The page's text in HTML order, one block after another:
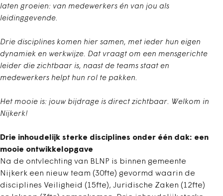
laten groeien: van medewerkers én van jou als
leidinggevende.
Drie disciplines komen hier samen, met ieder hun eigen
dynamiek en werkwijze. Dat vraagt om een mensgerichte
leider die zichtbaar is, naast de teams staat en
medewerkers helpt hun rol te pakken.
Het mooie is: jouw bijdrage is direct zichtbaar. Welkom in
Nijkerk!
Drie inhoudelijk sterke disciplines onder één dak: een
mooie ontwikkelopgave
Na de ontvlechting van BLNP is binnen gemeente
Nijkerk een nieuw team (30fte) gevormd waarin de
disciplines Veiligheid (15fte), Juridische Zaken (12fte)